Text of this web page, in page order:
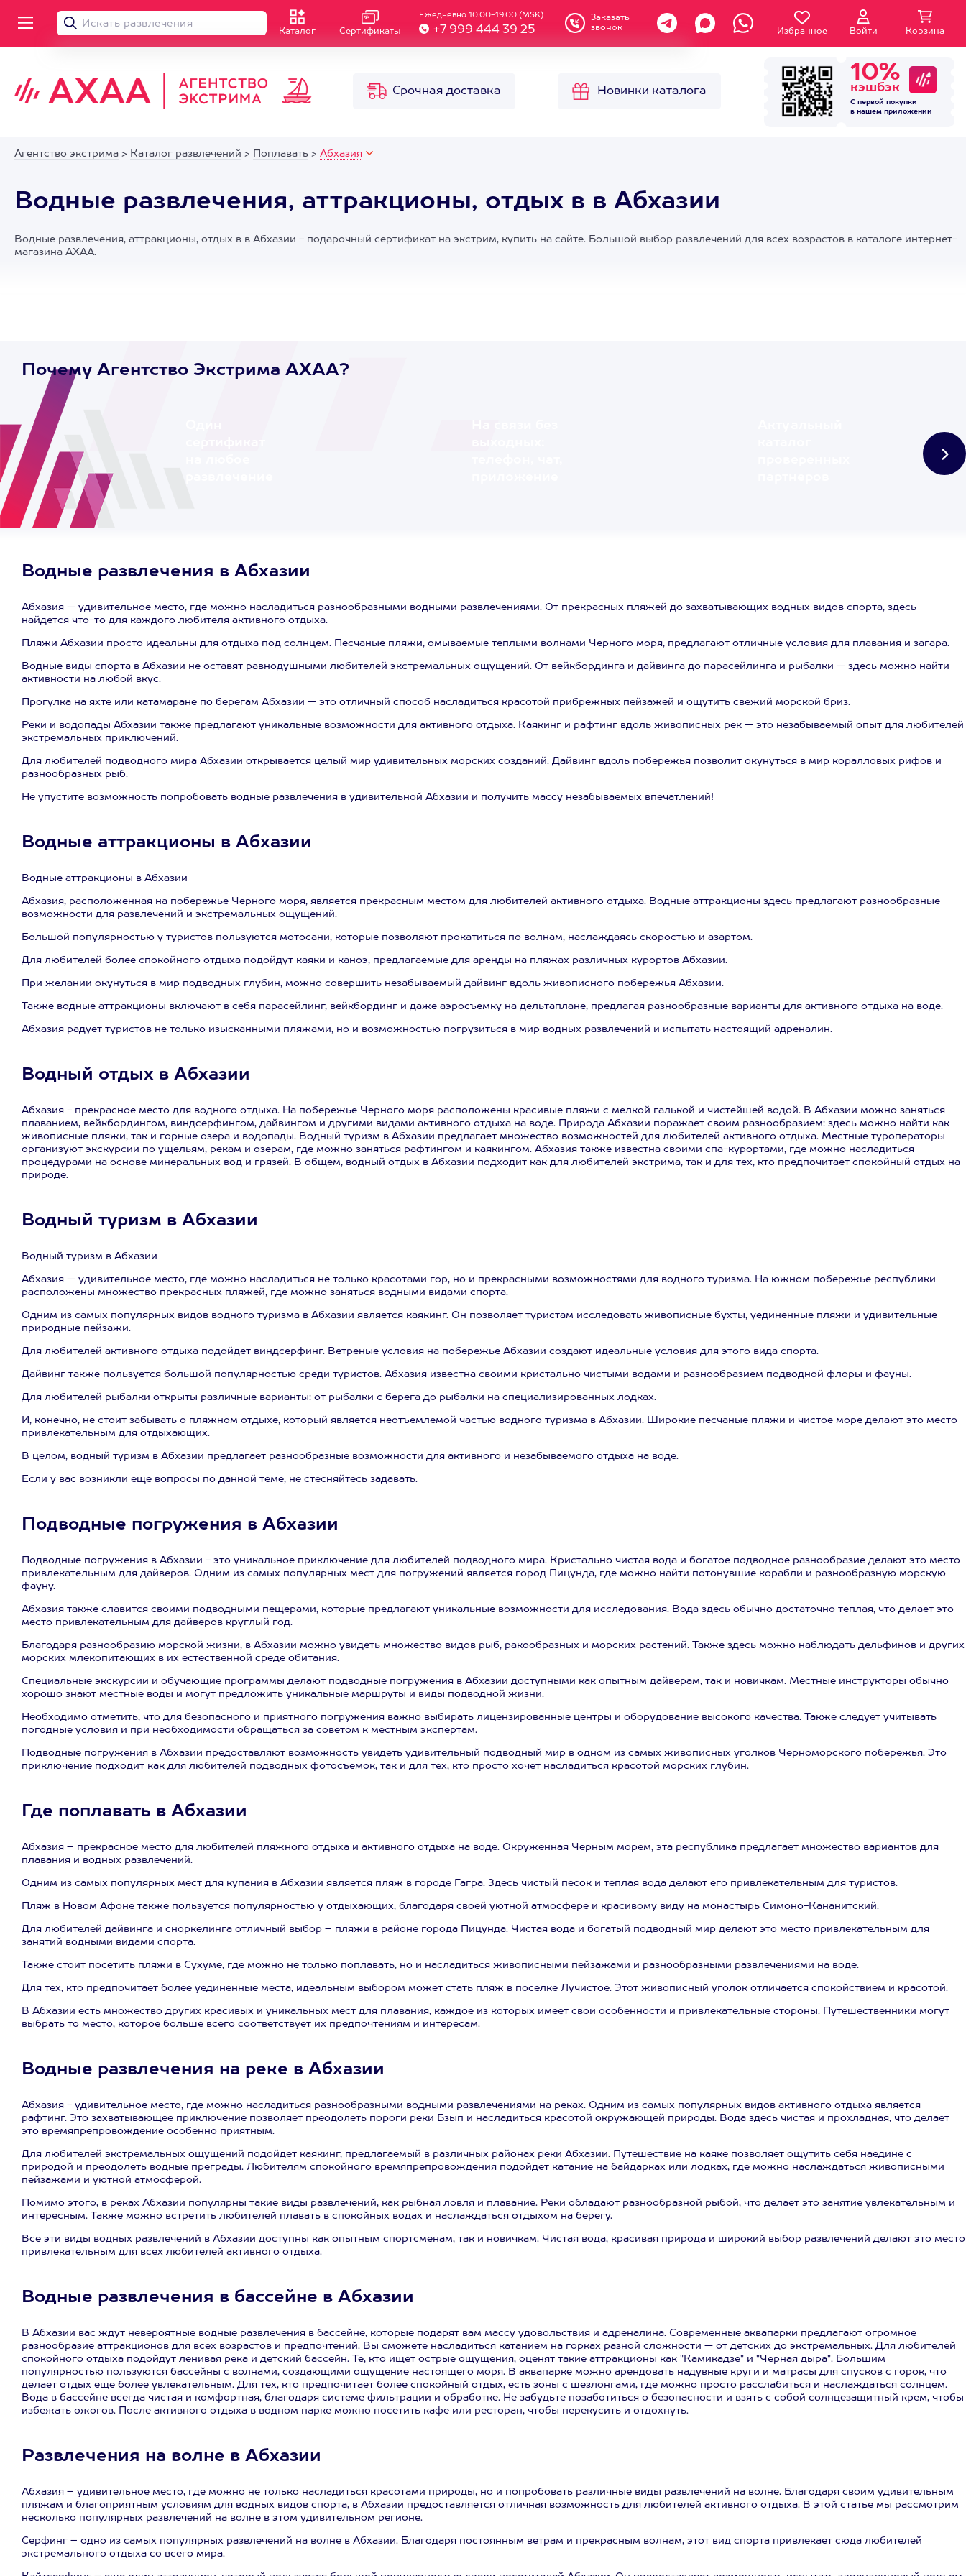
Каталог Сертификаты
Ежедневно 10.00-19.00 (MSK)
+7 999 444 39 25
Заказать
звонок
Избранное Войти Корзина
Срочная доставка Новинки каталога
10%
кэшбэк
С первой покупки
в нашем приложении
Агентство экстрима > Каталог развлечений > Поплавать > Абхазия
Водные развлечения, аттракционы, отдых в в Абхазии
Водные развлечения, аттракционы, отдых в в Абхазии - подарочный сертификат на экстрим, купить на сайте. Большой выбор развлечений для всех возрастов в каталоге интернет-
магазина АХАА.
Почему Агентство Экстрима AXAA?
Водные развлечения в Абхазии
Абхазия — удивительное место, где можно насладиться разнообразными водными развлечениями. От прекрасных пляжей до захватывающих водных видов спорта, здесь
найдется что-то для каждого любителя активного отдыха.
Пляжи Абхазии просто идеальны для отдыха под солнцем. Песчаные пляжи, омываемые теплыми волнами Черного моря, предлагают отличные условия для плавания и загара.
Водные виды спорта в Абхазии не оставят равнодушными любителей экстремальных ощущений. От вейкбординга и дайвинга до парасейлинга и рыбалки — здесь можно найти
активности на любой вкус.
Прогулка на яхте или катамаране по берегам Абхазии — это отличный способ насладиться красотой прибрежных пейзажей и ощутить свежий морской бриз.
Реки и водопады Абхазии также предлагают уникальные возможности для активного отдыха. Каякинг и рафтинг вдоль живописных рек — это незабываемый опыт для любителей
экстремальных приключений.
Для любителей подводного мира Абхазии открывается целый мир удивительных морских созданий. Дайвинг вдоль побережья позволит окунуться в мир коралловых рифов и
разнообразных рыб.
Не упустите возможность попробовать водные развлечения в удивительной Абхазии и получить массу незабываемых впечатлений!
Водные аттракционы в Абхазии
Водные аттракционы в Абхазии
Абхазия, расположенная на побережье Черного моря, является прекрасным местом для любителей активного отдыха. Водные аттракционы здесь предлагают разнообразные
возможности для развлечений и экстремальных ощущений.
Большой популярностью у туристов пользуются мотосани, которые позволяют прокатиться по волнам, наслаждаясь скоростью и азартом.
Для любителей более спокойного отдыха подойдут каяки и каноэ, предлагаемые для аренды на пляжах различных курортов Абхазии.
При желании окунуться в мир подводных глубин, можно совершить незабываемый дайвинг вдоль живописного побережья Абхазии.
Также водные аттракционы включают в себя парасейлинг, вейкбординг и даже аэросъемку на дельтаплане, предлагая разнообразные варианты для активного отдыха на воде.
Абхазия радует туристов не только изысканными пляжами, но и возможностью погрузиться в мир водных развлечений и испытать настоящий адреналин.
Водный отдых в Абхазии
Абхазия - прекрасное место для водного отдыха. На побережье Черного моря расположены красивые пляжи с мелкой галькой и чистейшей водой. В Абхазии можно заняться
плаванием, вейкбордингом, виндсерфингом, дайвингом и другими видами активного отдыха на воде. Природа Абхазии поражает своим разнообразием: здесь можно найти как
живописные пляжи, так и горные озера и водопады. Водный туризм в Абхазии предлагает множество возможностей для любителей активного отдыха. Местные туроператоры
организуют экскурсии по ущельям, рекам и озерам, где можно заняться рафтингом и каякингом. Абхазия также известна своими спа-курортами, где можно насладиться
процедурами на основе минеральных вод и грязей. В общем, водный отдых в Абхазии подходит как для любителей экстрима, так и для тех, кто предпочитает спокойный отдых на
природе.
Водный туризм в Абхазии
Водный туризм в Абхазии
Абхазия — удивительное место, где можно насладиться не только красотами гор, но и прекрасными возможностями для водного туризма. На южном побережье республики
расположены множество прекрасных пляжей, где можно заняться водными видами спорта.
Одним из самых популярных видов водного туризма в Абхазии является каякинг. Он позволяет туристам исследовать живописные бухты, уединенные пляжи и удивительные
природные пейзажи.
Для любителей активного отдыха подойдет виндсерфинг. Ветреные условия на побережье Абхазии создают идеальные условия для этого вида спорта.
Дайвинг также пользуется большой популярностью среди туристов. Абхазия известна своими кристально чистыми водами и разнообразием подводной флоры и фауны.
Для любителей рыбалки открыты различные варианты: от рыбалки с берега до рыбалки на специализированных лодках.
И, конечно, не стоит забывать о пляжном отдыхе, который является неотъемлемой частью водного туризма в Абхазии. Широкие песчаные пляжи и чистое море делают это место
привлекательным для отдыхающих.
В целом, водный туризм в Абхазии предлагает разнообразные возможности для активного и незабываемого отдыха на воде.
Если у вас возникли еще вопросы по данной теме, не стесняйтесь задавать.
Подводные погружения в Абхазии
Подводные погружения в Абхазии - это уникальное приключение для любителей подводного мира. Кристально чистая вода и богатое подводное разнообразие делают это место
привлекательным для дайверов. Одним из самых популярных мест для погружений является город Пицунда, где можно найти потонувшие корабли и разнообразную морскую
фауну.
Абхазия также славится своими подводными пещерами, которые предлагают уникальные возможности для исследования. Вода здесь обычно достаточно теплая, что делает это
место привлекательным для дайверов круглый год.
Благодаря разнообразию морской жизни, в Абхазии можно увидеть множество видов рыб, ракообразных и морских растений. Также здесь можно наблюдать дельфинов и других
морских млекопитающих в их естественной среде обитания.
Специальные экскурсии и обучающие программы делают подводные погружения в Абхазии доступными как опытным дайверам, так и новичкам. Местные инструкторы обычно
хорошо знают местные воды и могут предложить уникальные маршруты и виды подводной жизни.
Необходимо отметить, что для безопасного и приятного погружения важно выбирать лицензированные центры и оборудование высокого качества. Также следует учитывать
погодные условия и при необходимости обращаться за советом к местным экспертам.
Подводные погружения в Абхазии предоставляют возможность увидеть удивительный подводный мир в одном из самых живописных уголков Черноморского побережья. Это
приключение подходит как для любителей подводных фотосъемок, так и для тех, кто просто хочет насладиться красотой морских глубин.
Где поплавать в Абхазии
Абхазия – прекрасное место для любителей пляжного отдыха и активного отдыха на воде. Окруженная Черным морем, эта республика предлагает множество вариантов для
плавания и водных развлечений.
Одним из самых популярных мест для купания в Абхазии является пляж в городе Гагра. Здесь чистый песок и теплая вода делают его привлекательным для туристов.
Пляж в Новом Афоне также пользуется популярностью у отдыхающих, благодаря своей уютной атмосфере и красивому виду на монастырь Симоно-Кананитский.
Для любителей дайвинга и сноркелинга отличный выбор – пляжи в районе города Пицунда. Чистая вода и богатый подводный мир делают это место привлекательным для
занятий водными видами спорта.
Также стоит посетить пляжи в Сухуме, где можно не только поплавать, но и насладиться живописными пейзажами и разнообразными развлечениями на воде.
Для тех, кто предпочитает более уединенные места, идеальным выбором может стать пляж в поселке Лучистое. Этот живописный уголок отличается спокойствием и красотой.
В Абхазии есть множество других красивых и уникальных мест для плавания, каждое из которых имеет свои особенности и привлекательные стороны. Путешественники могут
выбрать то место, которое больше всего соответствует их предпочтениям и интересам.
Водные развлечения на реке в Абхазии
Абхазия - удивительное место, где можно насладиться разнообразными водными развлечениями на реках. Одним из самых популярных видов активного отдыха является
рафтинг. Это захватывающее приключение позволяет преодолеть пороги реки Бзып и насладиться красотой окружающей природы. Вода здесь чистая и прохладная, что делает
это времяпрепровождение особенно приятным.
Для любителей экстремальных ощущений подойдет каякинг, предлагаемый в различных районах реки Абхазии. Путешествие на каяке позволяет ощутить себя наедине с
природой и преодолеть водные преграды. Любителям спокойного времяпрепровождения подойдет катание на байдарках или лодках, где можно наслаждаться живописными
пейзажами и уютной атмосферой.
Помимо этого, в реках Абхазии популярны такие виды развлечений, как рыбная ловля и плавание. Реки обладают разнообразной рыбой, что делает это занятие увлекательным и
интересным. Также можно встретить любителей плавать в спокойных водах и наслаждаться отдыхом на берегу.
Все эти виды водных развлечений в Абхазии доступны как опытным спортсменам, так и новичкам. Чистая вода, красивая природа и широкий выбор развлечений делают это место
привлекательным для всех любителей активного отдыха.
Водные развлечения в бассейне в Абхазии
В Абхазии вас ждут невероятные водные развлечения в бассейне, которые подарят вам массу удовольствия и адреналина. Современные аквапарки предлагают огромное
разнообразие аттракционов для всех возрастов и предпочтений. Вы сможете насладиться катанием на горках разной сложности — от детских до экстремальных. Для любителей
спокойного отдыха подойдут ленивая река и детский бассейн. Те, кто ищет острые ощущения, оценят такие аттракционы как "Камикадзе" и "Черная дыра". Большим
популярностью пользуются бассейны с волнами, создающими ощущение настоящего моря. В аквапарке можно арендовать надувные круги и матрасы для спусков с горок, что
делает отдых еще более увлекательным. Для тех, кто предпочитает более спокойный отдых, есть зоны с шезлонгами, где можно просто расслабиться и наслаждаться солнцем.
Вода в бассейне всегда чистая и комфортная, благодаря системе фильтрации и обработке. Не забудьте позаботиться о безопасности и взять с собой солнцезащитный крем, чтобы
избежать ожогов. После активного отдыха в водном парке можно посетить кафе или ресторан, чтобы перекусить и отдохнуть.
Развлечения на волне в Абхазии
Абхазия – удивительное место, где можно не только насладиться красотами природы, но и попробовать различные виды развлечений на волне. Благодаря своим удивительным
пляжам и благоприятным условиям для водных видов спорта, в Абхазии предоставляется отличная возможность для любителей активного отдыха. В этой статье мы рассмотрим
несколько популярных развлечений на волне в этом удивительном регионе.
Серфинг – одно из самых популярных развлечений на волне в Абхазии. Благодаря постоянным ветрам и прекрасным волнам, этот вид спорта привлекает сюда любителей
экстремального отдыха со всего мира.